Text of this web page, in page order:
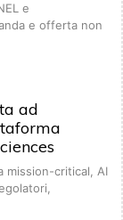
e
e offerta non
ad
mission-critical, AI